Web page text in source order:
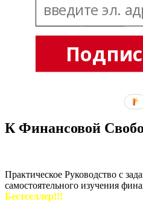
К Финансовой
Практическое Руководство с
самостоятельного изучения
Бестселлер!!!